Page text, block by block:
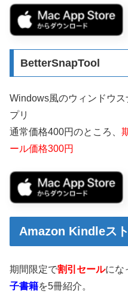
BetterSnapTool
Windows風のウィンドウ
プリ
通常価格400円のところ、
ール価格300円
Amazon Kindleス
期間限定で割引セールにな
子書籍を5冊紹介。